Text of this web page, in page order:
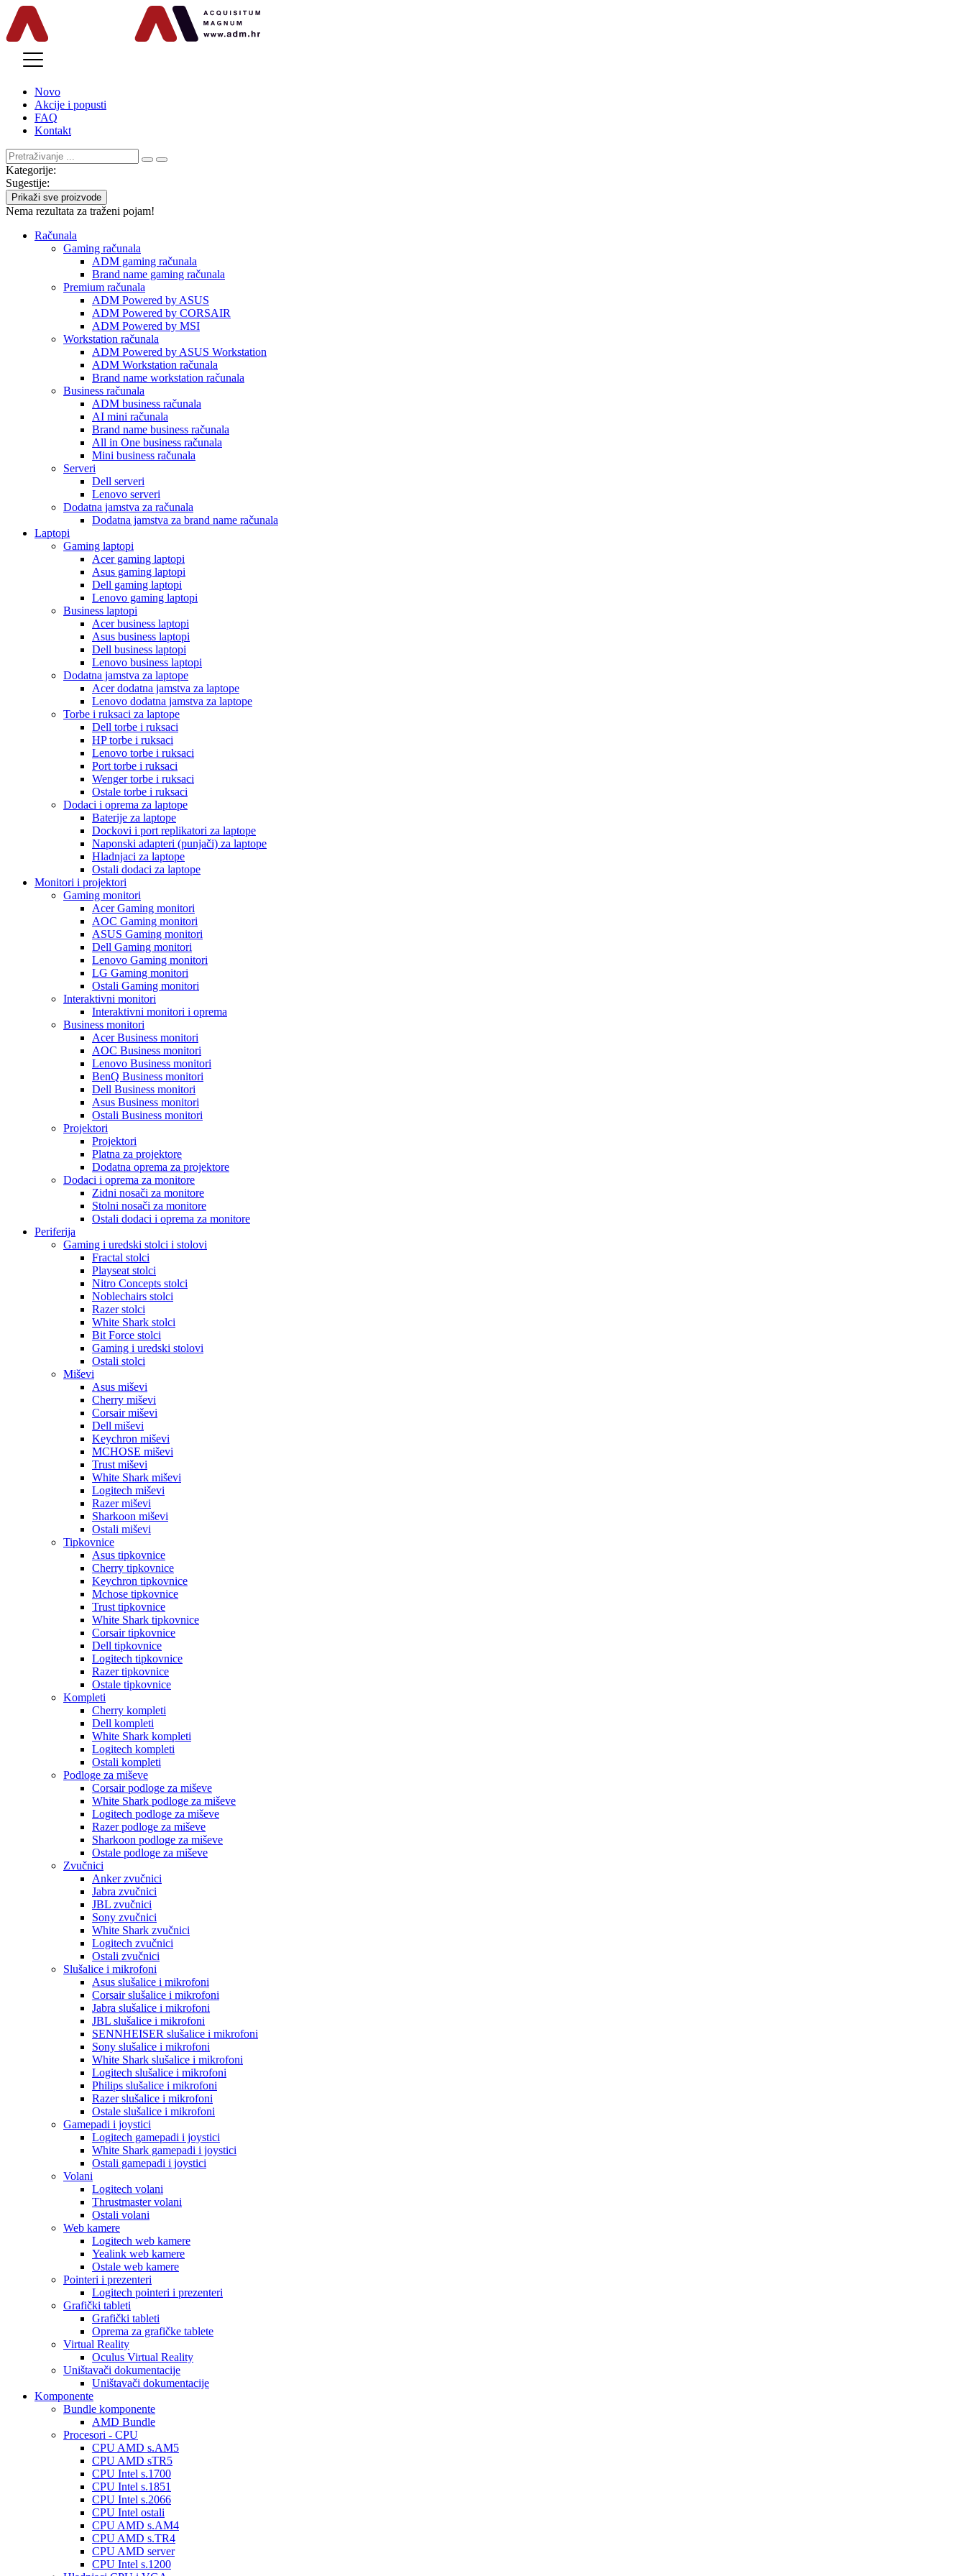
Novo
Akcije i popusti
FAQ
Kontakt
Kategorije:
Sugestije:
Prikaži sve proizvode
Nema rezultata za traženi pojam!
Računala
Gaming računala
ADM gaming računala
Brand name gaming računala
Premium računala
ADM Powered by ASUS
ADM Powered by CORSAIR
ADM Powered by MSI
Workstation računala
ADM Powered by ASUS Workstation
ADM Workstation računala
Brand name workstation računala
Business računala
ADM business računala
AI mini računala
Brand name business računala
All in One business računala
Mini business računala
Serveri
Dell serveri
Lenovo serveri
Dodatna jamstva za računala
Dodatna jamstva za brand name računala
Laptopi
Gaming laptopi
Acer gaming laptopi
Asus gaming laptopi
Dell gaming laptopi
Lenovo gaming laptopi
Business laptopi
Acer business laptopi
Asus business laptopi
Dell business laptopi
Lenovo business laptopi
Dodatna jamstva za laptope
Acer dodatna jamstva za laptope
Lenovo dodatna jamstva za laptope
Torbe i ruksaci za laptope
Dell torbe i ruksaci
HP torbe i ruksaci
Lenovo torbe i ruksaci
Port torbe i ruksaci
Wenger torbe i ruksaci
Ostale torbe i ruksaci
Dodaci i oprema za laptope
Baterije za laptope
Dockovi i port replikatori za laptope
Naponski adapteri (punjači) za laptope
Hladnjaci za laptope
Ostali dodaci za laptope
Monitori i projektori
Gaming monitori
Acer Gaming monitori
AOC Gaming monitori
ASUS Gaming monitori
Dell Gaming monitori
Lenovo Gaming monitori
LG Gaming monitori
Ostali Gaming monitori
Interaktivni monitori
Interaktivni monitori i oprema
Business monitori
Acer Business monitori
AOC Business monitori
Lenovo Business monitori
BenQ Business monitori
Dell Business monitori
Asus Business monitori
Ostali Business monitori
Projektori
Projektori
Platna za projektore
Dodatna oprema za projektore
Dodaci i oprema za monitore
Zidni nosači za monitore
Stolni nosači za monitore
Ostali dodaci i oprema za monitore
Periferija
Gaming i uredski stolci i stolovi
Fractal stolci
Playseat stolci
Nitro Concepts stolci
Noblechairs stolci
Razer stolci
White Shark stolci
Bit Force stolci
Gaming i uredski stolovi
Ostali stolci
Miševi
Asus miševi
Cherry miševi
Corsair miševi
Dell miševi
Keychron miševi
MCHOSE miševi
Trust miševi
White Shark miševi
Logitech miševi
Razer miševi
Sharkoon miševi
Ostali miševi
Tipkovnice
Asus tipkovnice
Cherry tipkovnice
Keychron tipkovnice
Mchose tipkovnice
Trust tipkovnice
White Shark tipkovnice
Corsair tipkovnice
Dell tipkovnice
Logitech tipkovnice
Razer tipkovnice
Ostale tipkovnice
Kompleti
Cherry kompleti
Dell kompleti
White Shark kompleti
Logitech kompleti
Ostali kompleti
Podloge za miševe
Corsair podloge za miševe
White Shark podloge za miševe
Logitech podloge za miševe
Razer podloge za miševe
Sharkoon podloge za miševe
Ostale podloge za miševe
Zvučnici
Anker zvučnici
Jabra zvučnici
JBL zvučnici
Sony zvučnici
White Shark zvučnici
Logitech zvučnici
Ostali zvučnici
Slušalice i mikrofoni
Asus slušalice i mikrofoni
Corsair slušalice i mikrofoni
Jabra slušalice i mikrofoni
JBL slušalice i mikrofoni
SENNHEISER slušalice i mikrofoni
Sony slušalice i mikrofoni
White Shark slušalice i mikrofoni
Logitech slušalice i mikrofoni
Philips slušalice i mikrofoni
Razer slušalice i mikrofoni
Ostale slušalice i mikrofoni
Gamepadi i joystici
Logitech gamepadi i joystici
White Shark gamepadi i joystici
Ostali gamepadi i joystici
Volani
Logitech volani
Thrustmaster volani
Ostali volani
Web kamere
Logitech web kamere
Yealink web kamere
Ostale web kamere
Pointeri i prezenteri
Logitech pointeri i prezenteri
Grafički tableti
Grafički tableti
Oprema za grafičke tablete
Virtual Reality
Oculus Virtual Reality
Uništavači dokumentacije
Uništavači dokumentacije
Komponente
Bundle komponente
AMD Bundle
Procesori - CPU
CPU AMD s.AM5
CPU AMD sTR5
CPU Intel s.1700
CPU Intel s.1851
CPU Intel s.2066
CPU Intel ostali
CPU AMD s.AM4
CPU AMD s.TR4
CPU AMD server
CPU Intel s.1200